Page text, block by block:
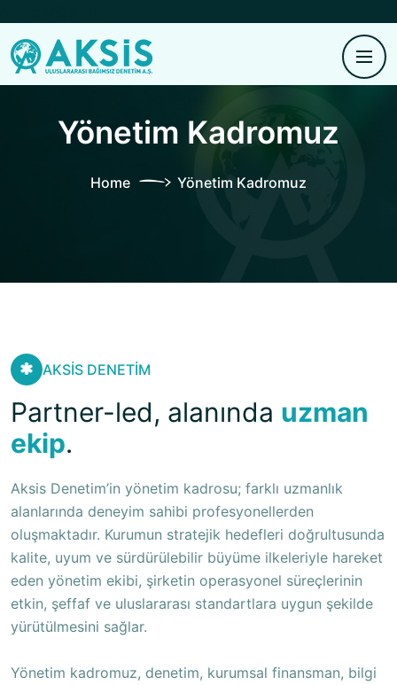
Yönetim Kadromuz
Home Yönetim Kadromuz
AKSİS DENETİM
Partner-led, alanında uzman
ekip.
Aksis Denetim’in yönetim kadrosu; farklı uzmanlık
alanlarında deneyim sahibi profesyonellerden
oluşmaktadır. Kurumun stratejik hedefleri doğrultusunda
kalite, uyum ve sürdürülebilir büyüme ilkeleriyle hareket
eden yönetim ekibi, şirketin operasyonel süreçlerinin
etkin, şeffaf ve uluslararası standartlara uygun şekilde
yürütülmesini sağlar.
Yönetim kadromuz, denetim, kurumsal finansman, bilgi